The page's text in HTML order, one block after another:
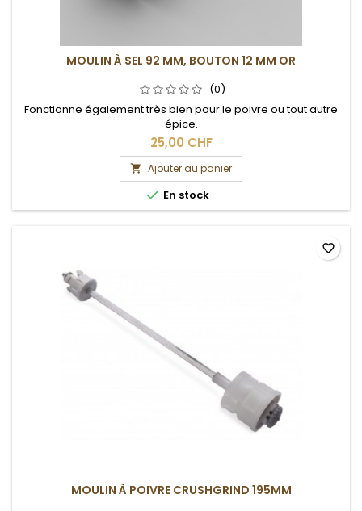
MOULIN À SEL 92 MM, BOUTON 12 MM OR
(0)
Fonctionne également très bien pour le poivre ou tout autre
épice.
25,00 CHF
 Ajouter au panier
 En stock
MOULIN À POIVRE CRUSHGRIND 195MM
favorite_border